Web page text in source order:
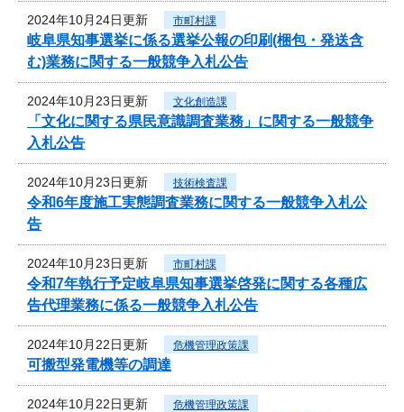
2024年10月24日更新 市町村課
岐阜県知事選挙に係る選挙公報の印刷(梱包・発送含
む)業務に関する一般競争入札公告
2024年10月23日更新 文化創造課
「文化に関する県民意識調査業務」に関する一般競争
入札公告
2024年10月23日更新 技術検査課
令和6年度施工実態調査業務に関する一般競争入札公
告
2024年10月23日更新 市町村課
令和7年執行予定岐阜県知事選挙啓発に関する各種広
告代理業務に係る一般競争入札公告
2024年10月22日更新 危機管理政策課
可搬型発電機等の調達
2024年10月22日更新 危機管理政策課